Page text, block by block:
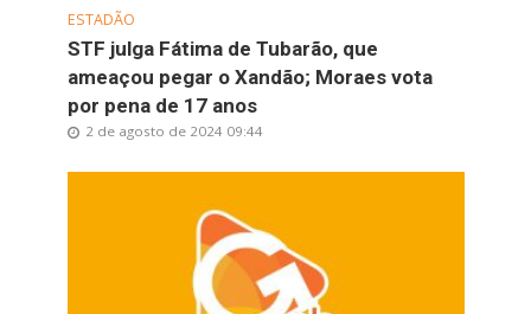
ESTADÃO
STF julga Fátima de Tubarão, que
ameaçou pegar o Xandão; Moraes vota
por pena de 17 anos
2 de agosto de 2024 09:44